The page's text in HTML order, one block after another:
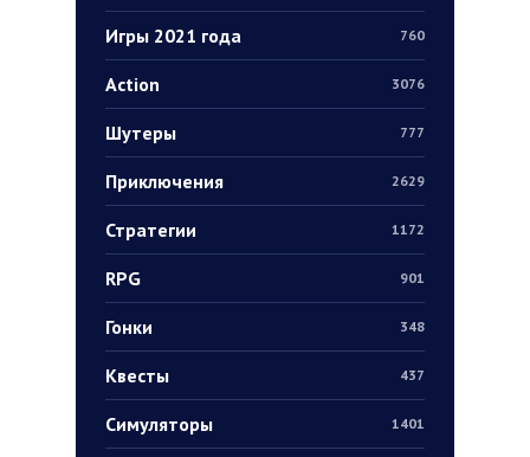
Игры 2021 года 760
Action 3076
Шутеры 777
Приключения 2629
Стратегии 1172
RPG 901
Гонки 348
Квесты 437
Симуляторы 1401